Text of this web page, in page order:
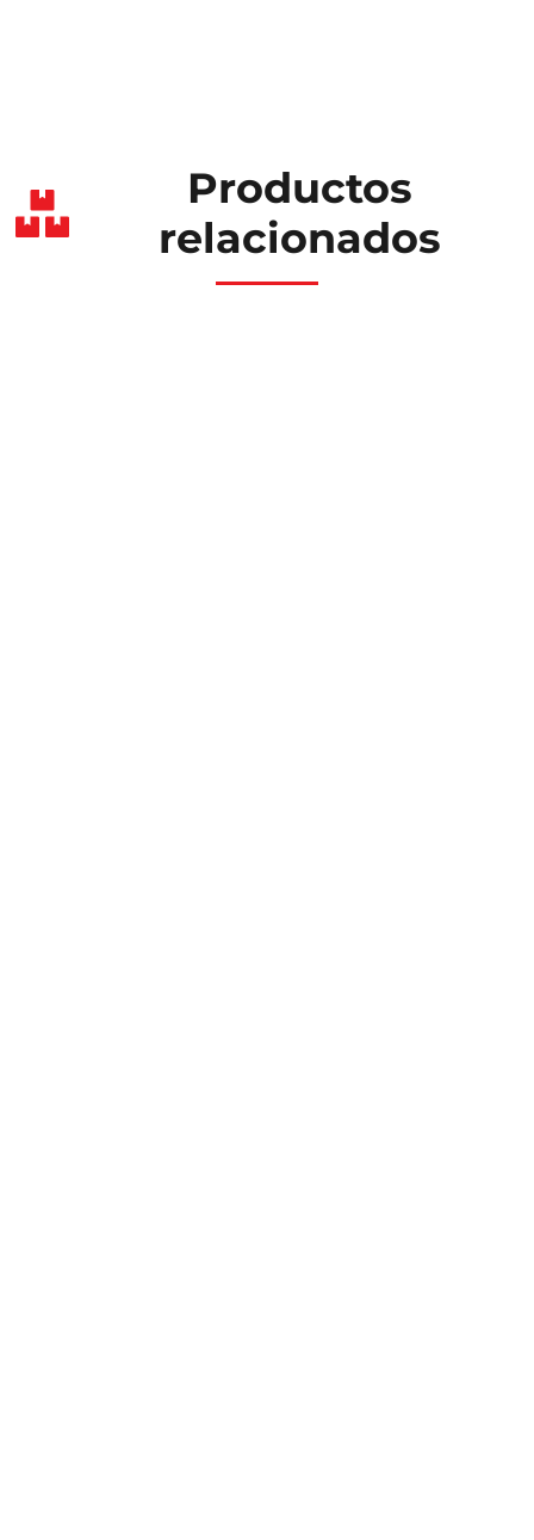
Productos
relacionados